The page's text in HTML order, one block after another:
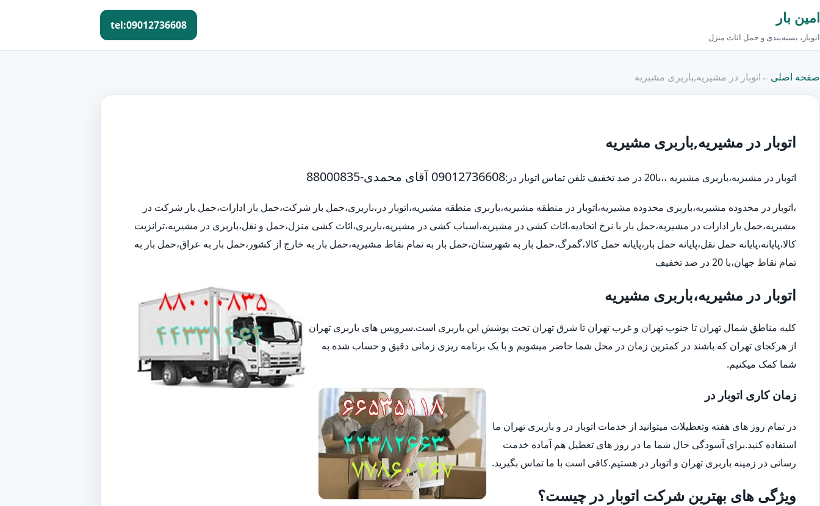
امین بار
اتوبار، بسته‌بندی و حمل اثاث منزل
tel:09012736608
صفحه اصلی←اتوبار در مشیریه,باربری مشیریه
اتوبار در مشیریه,باربری مشیریه
اتوبار در مشیریه،باربری مشیریه ،،با20 در صد تخفیف تلفن تماس اتوبار در: 09012736608 آقای محمدی-88000835
،اتوبار در محدوده مشیریه،باربری محدوده مشیریه،اتوبار در منطقه مشیریه،باربری منطقه مشیریه،اتوبار در،باربری،حمل بار شرکت،حمل بار ادارات،حمل بار شرکت در
مشیریه،حمل بار ادارات در مشیریه،حمل بار با نرخ اتحادیه،اثاث کشی در مشیریه،اسباب کشی در مشیریه،باربری،اثاث کشی منزل،حمل و نقل،باربری در مشیریه،ترانزیت
کالا،پایانه،پایانه حمل نقل،پایانه حمل بار،پایانه حمل کالا،گمرگ،حمل بار به شهرستان،حمل بار به تمام نقاط مشیریه،حمل بار به خارج از کشور،حمل بار به عراق،حمل بار به
تمام نقاط جهان،با 20 در صد تخفیف
اتوبار در مشیریه،باربری مشیریه
کلیه مناطق شمال تهران تا جنوب تهران و غرب تهران تا شرق تهران تحت پوشش این باربری است.سرویس های باربری تهران
از هرکجای تهران که باشند در کمترین زمان در محل شما حاضر میشویم و با یک برنامه ریزی زمانی دقیق و حساب شده به
شما کمک میکنیم.
زمان کاری اتوبار در
در تمام روز های هفته وتعطیلات میتوانید از خدمات اتوبار در و باربری تهران ما
استفاده کنید.برای آسودگی حال شما ما در روز های تعطیل هم آماده خدمت
رسانی در زمینه باربری تهران و اتوبار در هستیم.کافی است با ما تماس بگیرید.
ویژگی های بهترین شرکت اتوبار در چیست؟